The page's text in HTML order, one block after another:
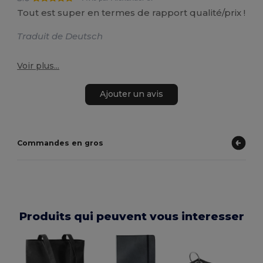
Tout est super en termes de rapport qualité/prix !
Traduit de Deutsch
Voir plus...
Ajouter un avis
Commandes en gros
Produits qui peuvent vous interesser